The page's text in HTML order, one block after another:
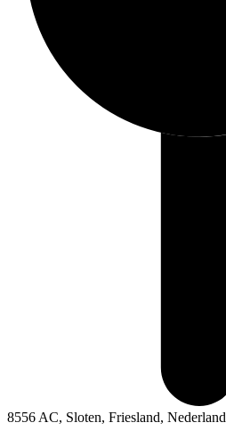
8556 AC, Sloten, Friesland, Nederland